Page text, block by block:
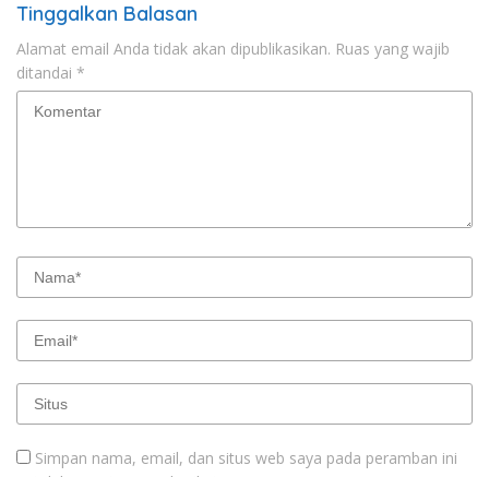
Tinggalkan Balasan
Alamat email Anda tidak akan dipublikasikan. Ruas yang wajib
ditandai *
Simpan nama, email, dan situs web saya pada peramban ini